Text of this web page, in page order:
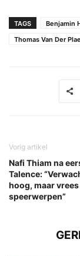
TAGS Benjamin
Thomas Van Der
Vorig artikel
Nafi Thiam na
Talence:
hoog, maar
speerwerpen”